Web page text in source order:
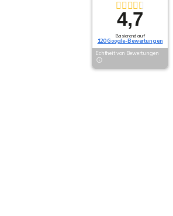
4,7
Basierend auf
120 Google-Bewertungen
Echtheit von Bewertungen